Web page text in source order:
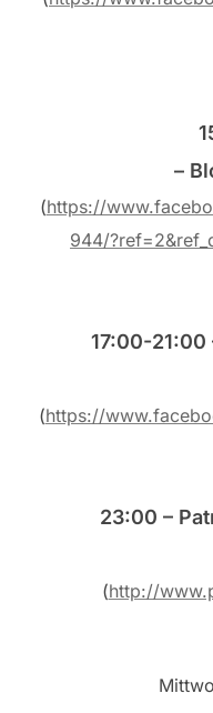
–
(https://
944/
17:00-21:00
(https://
23:00 –
(http://